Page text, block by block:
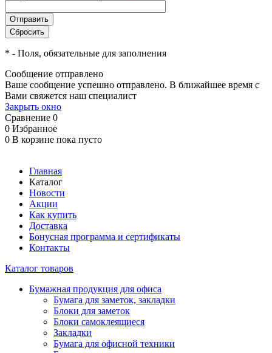
* - Поля, обязательные для заполнения
Сообщение отправлено
Ваше сообщение успешно отправлено. В ближайшее время с
Вами свяжется наш специалист
Закрыть окно
Сравнение 0
0 Избранное
0 В корзине пока пусто
Главная
Каталог
Новости
Акции
Как купить
Доставка
Бонусная программа и сертификаты
Контакты
Каталог товаров
Бумажная продукция для офиса
Бумага для заметок, закладки
Блоки для заметок
Блоки самоклеящиеся
Закладки
Бумага для офисной техники